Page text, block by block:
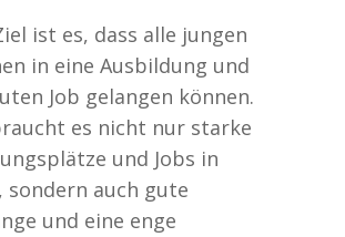
ist es, dass alle jungen
in eine Ausbildung und
Job gelangen können.
es nicht nur starke
und Jobs in
sondern auch gute
und eine enge